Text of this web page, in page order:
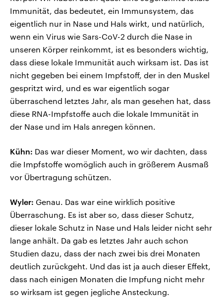
Immunität, das bedeutet, ein Immunsystem, das
eigentlich nur in Nase und Hals wirkt, und natürlich,
wenn ein Virus wie Sars-CoV-2 durch die Nase in
unseren Körper reinkommt, ist es besonders wichtig,
dass diese lokale Immunität auch wirksam ist. Das ist
nicht gegeben bei einem Impfstoff, der in den Muskel
gespritzt wird, und es war eigentlich sogar
überraschend letztes Jahr, als man gesehen hat, dass
diese RNA-Impfstoffe auch die lokale Immunität in
der Nase und im Hals anregen können.
Kühn: Das war dieser Moment, wo wir dachten, dass
die Impfstoffe womöglich auch in größerem Ausmaß
vor Übertragung schützen.
Wyler: Genau. Das war eine wirklich positive
Überraschung. Es ist aber so, dass dieser Schutz,
dieser lokale Schutz in Nase und Hals leider nicht sehr
lange anhält. Da gab es letztes Jahr auch schon
Studien dazu, dass der nach zwei bis drei Monaten
deutlich zurückgeht. Und das ist ja auch dieser Effekt,
dass nach einigen Monaten die Impfung nicht mehr
so wirksam ist gegen jegliche Ansteckung.